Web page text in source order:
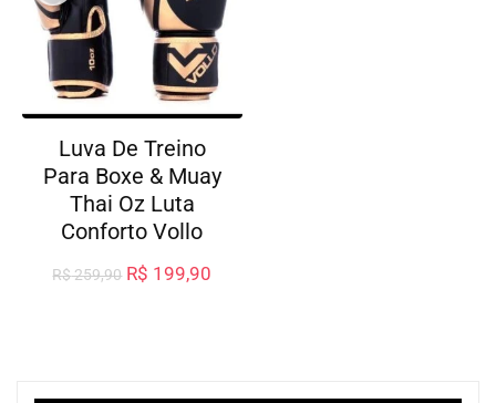
Luva De Treino
Para Boxe & Muay
Thai Oz Luta
Conforto Vollo
R$259,90 R$ 199,90